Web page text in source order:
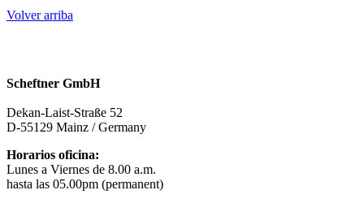
Volver arriba
Scheftner GmbH
Dekan-Laist-Straße 52
D-55129 Mainz / Germany
Horarios oficina:
Lunes a Viernes de 8.00 a.m.
hasta las 05.00pm (permanent)